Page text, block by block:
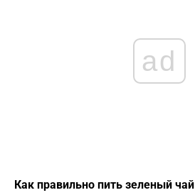
ad
Как правильно пить зеленый чай